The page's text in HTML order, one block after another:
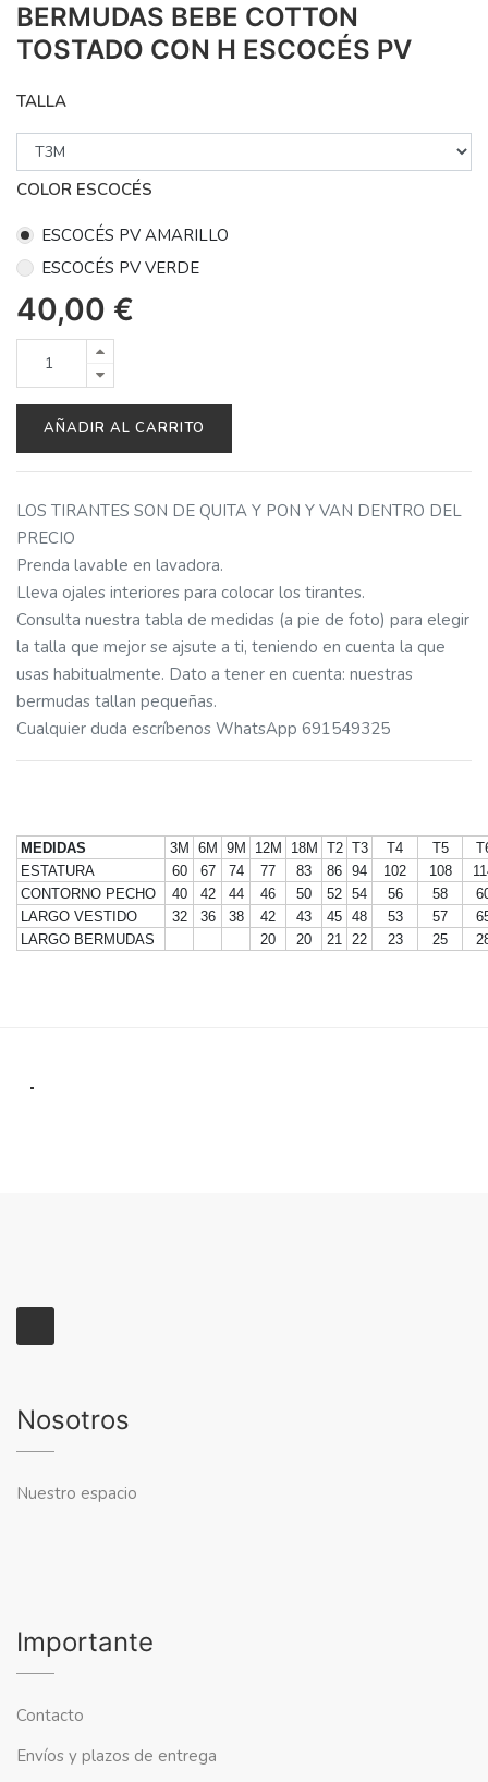
BERMUDAS BEBE COTTON
TOSTADO CON H ESCOCÉS PV
TALLA
COLOR ESCOCÉS
ESCOCÉS PV AMARILLO
ESCOCÉS PV VERDE
40,00 €
AÑADIR AL CARRITO
LOS TIRANTES SON DE QUITA Y PON Y VAN DENTRO DEL
PRECIO
Prenda lavable en lavadora.
Lleva ojales interiores para colocar los tirantes.
Consulta nuestra tabla de medidas (a pie de foto) para elegir
la talla que mejor se ajsute a ti, teniendo en cuenta la que
usas habitualmente. Dato a tener en cuenta: nuestras
bermudas tallan pequeñas.
Cualquier duda escríbenos WhatsApp 691549325
MEDIDAS 3M 6M 9M 12M 18M T2 T3 T4 T5
ESTATURA
60 67 74 77 83 86 94 102 108
CONTORNO PECHO
40 42 44 46 50 52 54 56 58
LARGO VESTIDO
32 36 38 42 43 45 48 53 57
LARGO BERMUDAS
20 20 21 22 23 25
Nosotros
Nuestro espacio
Importante
Contacto
Envíos y plazos de entrega